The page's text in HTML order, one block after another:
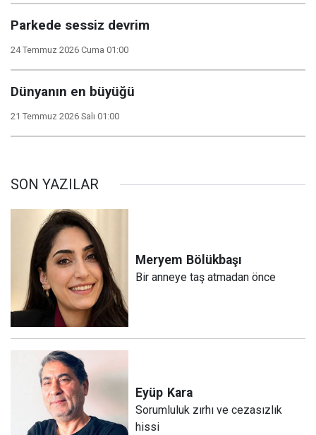
Parkede sessiz devrim
24 Temmuz 2026 Cuma 01:00
Dünyanın en büyüğü
21 Temmuz 2026 Salı 01:00
SON YAZILAR
Meryem Bölükbaşı
Bir anneye taş atmadan önce
Eyüp Kara
Sorumluluk zırhı ve cezasızlık
hissi